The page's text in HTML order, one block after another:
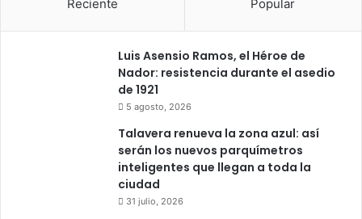
Reciente Popular
Luis Asensio Ramos, el Héroe de
Nador: resistencia durante el asedio
de 1921
5 agosto, 2026
Talavera renueva la zona azul: así
serán los nuevos parquímetros
inteligentes que llegan a toda la
ciudad
31 julio, 2026